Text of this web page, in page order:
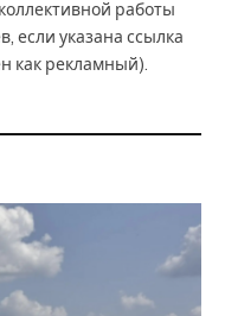
работы
если указана ссылка
как рекламный).